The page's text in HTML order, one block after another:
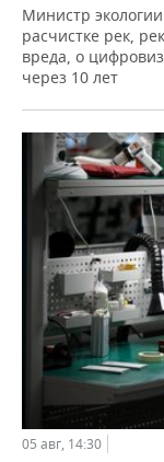
Министр
расчистке рек,
вреда, о
через 10 лет
05 авг, 14:30